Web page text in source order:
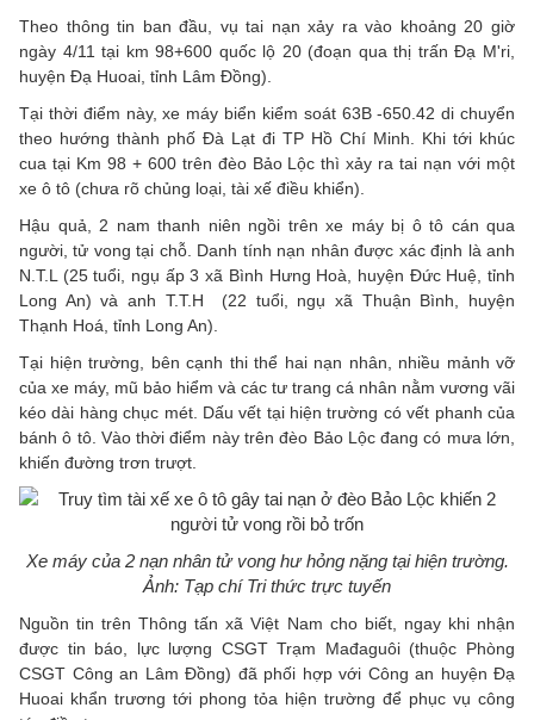
Theo thông tin ban đầu, vụ tai nạn xảy ra vào khoảng 20 giờ
ngày 4/11 tại km 98+600 quốc lộ 20 (đoạn qua thị trấn Đạ M'ri,
huyện Đạ Huoai, tỉnh Lâm Đồng).
Tại thời điểm này, xe máy biển kiểm soát 63B -650.42 di chuyển
theo hướng thành phố Đà Lạt đi TP Hồ Chí Minh. Khi tới khúc
cua tại Km 98 + 600 trên đèo Bảo Lộc thì xảy ra tai nạn với một
xe ô tô (chưa rõ chủng loại, tài xế điều khiển).
Hậu quả, 2 nam thanh niên ngồi trên xe máy bị ô tô cán qua
người, tử vong tại chỗ. Danh tính nạn nhân được xác định là anh
N.T.L (25 tuổi, ngụ ấp 3 xã Bình Hưng Hoà, huyện Đức Huệ, tỉnh
Long An) và anh T.T.H (22 tuổi, ngụ xã Thuận Bình, huyện
Thạnh Hoá, tỉnh Long An).
Tại hiện trường, bên cạnh thi thể hai nạn nhân, nhiều mảnh vỡ
của xe máy, mũ bảo hiểm và các tư trang cá nhân nằm vương vãi
kéo dài hàng chục mét. Dấu vết tại hiện trường có vết phanh của
bánh ô tô. Vào thời điểm này trên đèo Bảo Lộc đang có mưa lớn,
khiến đường trơn trượt.
Xe máy của 2 nạn nhân tử vong hư hỏng nặng tại hiện trường.
Ảnh: Tạp chí Tri thức trực tuyến
Nguồn tin trên Thông tấn xã Việt Nam cho biết, ngay khi nhận
được tin báo, lực lượng CSGT Trạm Mađaguôi (thuộc Phòng
CSGT Công an Lâm Đồng) đã phối hợp với Công an huyện Đạ
Huoai khẩn trương tới phong tỏa hiện trường để phục vụ công